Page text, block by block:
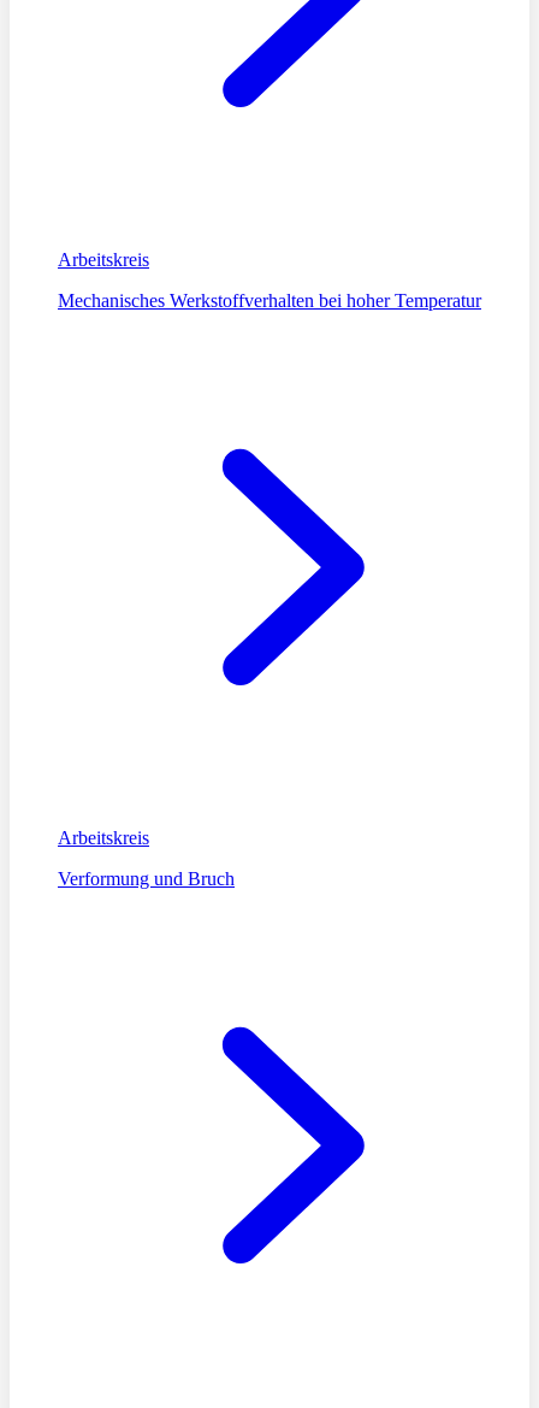
Arbeitskreis
Mechanisches Werkstoffverhalten bei hoher Temperatur
Arbeitskreis
Verformung und Bruch